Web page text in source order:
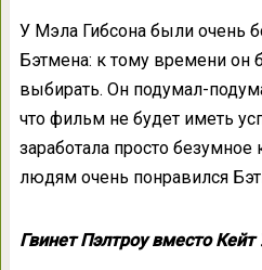
У Мэла Гибсона были очень
Бэтмена: к тому времени он
выбирать. Он подумал-
что фильм не будет иметь
заработала просто безумное
людям очень понравился
Гвинет Пэлтроу вместо Кейт